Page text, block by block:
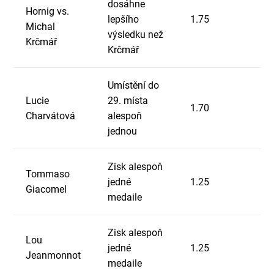
Hornig vs.
Michal
Krčmář
dosáhne
lepšího
výsledku než
Krčmář
1.75
Lucie
Charvátová
Umístění do
29. místa
alespoň
jednou
1.70
Tommaso
Giacomel
Zisk alespoň
jedné
medaile
1.25
Lou
Jeanmonnot
Zisk alespoň
jedné
medaile
1.25